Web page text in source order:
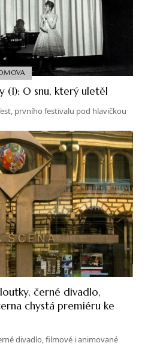
(1): O snu, který uletěl
prvního festivalu pod hlavičkou
černé divadlo,
chystá premiéru ke
divadlo, filmové i animované